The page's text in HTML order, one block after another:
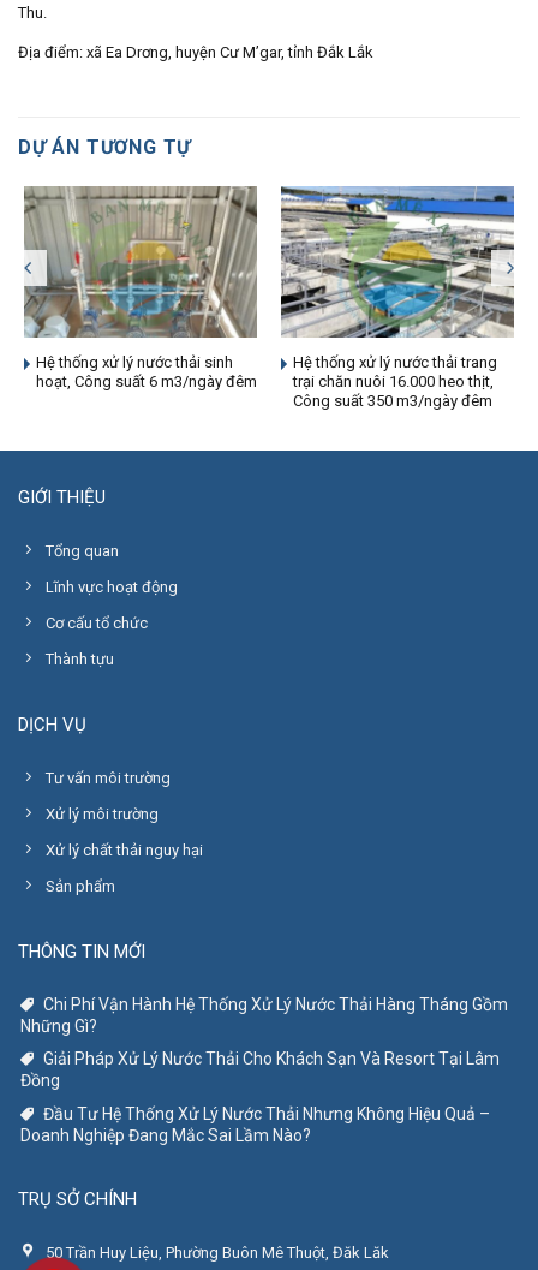
Thu.
Địa điểm: xã Ea Drơng, huyện Cư M’gar, tỉnh Đắk Lắk
DỰ ÁN TƯƠNG TỰ
Hệ thống xử lý nước thải sinh
hoạt, Công suất 6 m3/ngày đêm
Hệ thống xử lý nước thải trang
trại chăn nuôi 16.000 heo thịt,
Công suất 350 m3/ngày đêm
GIỚI THIỆU
Tổng quan
Lĩnh vực hoạt động
Cơ cấu tổ chức
Thành tựu
DỊCH VỤ
Tư vấn môi trường
Xử lý môi trường
Xử lý chất thải nguy hại
Sản phẩm
THÔNG TIN MỚI
Chi Phí Vận Hành Hệ Thống Xử Lý Nước Thải Hàng Tháng Gồm
Những Gì?
Giải Pháp Xử Lý Nước Thải Cho Khách Sạn Và Resort Tại Lâm
Đồng
Đầu Tư Hệ Thống Xử Lý Nước Thải Nhưng Không Hiệu Quả –
Doanh Nghiệp Đang Mắc Sai Lầm Nào?
TRỤ SỞ CHÍNH
50 Trần Huy Liệu, Phường Buôn Mê Thuột, Đăk Lăk